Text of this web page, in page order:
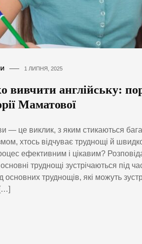
1 ЛИПНЯ, 2025
вивчити англійську:
Маматової
— це виклик, з яким стикаються
хтось відчуває труднощі й
ефективним і цікавим?
труднощі зустрічаються під
труднощів, які можуть